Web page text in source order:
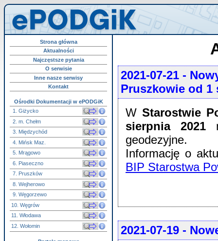
Strona główna
Aktualności
Najczęstsze pytania
O serwisie
Inne nasze serwisy
Kontakt
Ośrodki Dokumentacji w ePODGiK
1. Giżycko
2. m. Chełm
3. Międzychód
4. Mińsk Maz.
5. Mrągowo
6. Piaseczno
7. Pruszków
8. Wejherowo
9. Węgorzewo
10. Węgrów
11. Włodawa
12. Wołomin
2021-07-21 -
Pruszkowie od 1
W Starostwie
sierpnia 2021
geodezyjne.
Informację o
BIP Starostwa
2021-07-19 -